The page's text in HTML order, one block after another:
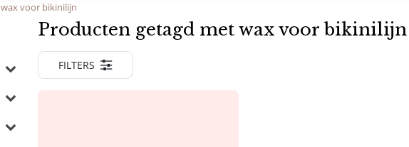
wax voor bikinilijn
Producten getagd met wax voor bikinilijn
FILTERS